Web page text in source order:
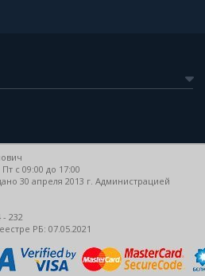
c 09:00 до 17:00
30 апреля 2013 г. Администрацией
232
РБ: 07.05.2021